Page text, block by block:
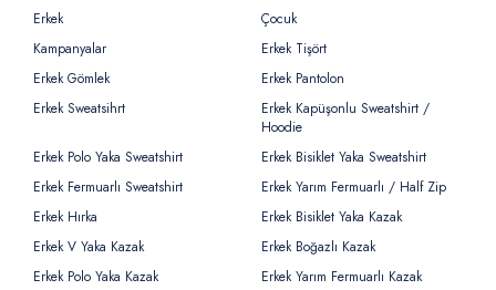
Erkek
Çocuk
Kampanyalar
Erkek Tişört
Erkek Gömlek
Erkek Pantolon
Erkek Sweatsihrt
Erkek Kapüşonlu Sweatshirt /
Hoodie
Erkek Polo Yaka Sweatshirt
Erkek Bisiklet Yaka Sweatshirt
Erkek Fermuarlı Sweatshirt
Erkek Yarım Fermuarlı / Half Zip
Erkek Hırka
Erkek Bisiklet Yaka Kazak
Erkek V Yaka Kazak
Erkek Boğazlı Kazak
Erkek Polo Yaka Kazak
Erkek Yarım Fermuarlı Kazak